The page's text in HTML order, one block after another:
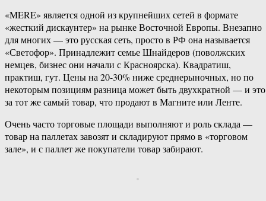
«MERE» является одной из крупнейших сетей в формате
«жесткий дискаунтер» на рынке Восточной Европы. Внезапно
для многих — это русская сеть, просто в РФ она называется
«Светофор». Принадлежит семье Шнайдеров (поволжских
немцев, бизнес они начали с Красноярска). Квадратиш,
практиш, гут. Цены на 20-30% ниже среднерыночных, но по
некоторым позициям разница может быть двухкратной — и это
за тот же самый товар, что продают в Магните или Ленте.
Очень часто торговые площади выполняют и роль склада —
товар на паллетах завозят и складируют прямо в «торговом
зале», и с паллет же покупатели товар забирают.